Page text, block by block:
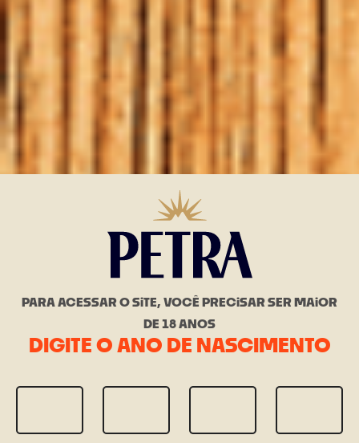
PARA ACESSAR O SiTE, VOCÊ PRECiSAR SER MAiOR
DE 18 ANOS
DIGITE O ANO DE NASCIMENTO